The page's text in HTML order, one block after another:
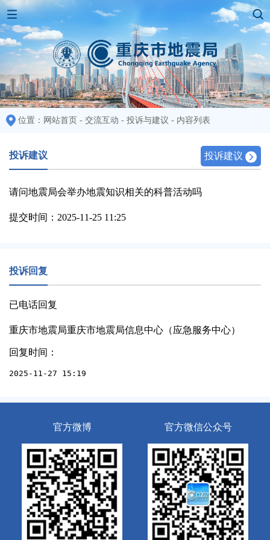
位置： 网站首页 - 交流互动 - 投诉与建议 - 内容列表
投诉建议
投诉建议
请问地震局会举办地震知识相关的科普活动吗
提交时间：2025-11-25 11:25
投诉回复
已电话回复
重庆市地震局重庆市地震局信息中心（应急服务中心）
回复时间：
2025-11-27 15:19
官方微博 官方微信公众号